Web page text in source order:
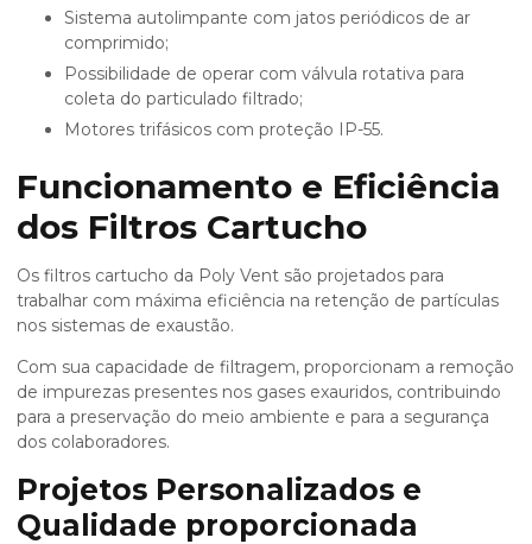
Sistema autolimpante com jatos periódicos de ar
comprimido;
Possibilidade de operar com válvula rotativa para
coleta do particulado filtrado;
Motores trifásicos com proteção IP-55.
Funcionamento e Eficiência
dos Filtros Cartucho
Os filtros cartucho da Poly Vent são projetados para
trabalhar com máxima eficiência na retenção de partículas
nos sistemas de exaustão.
Com sua capacidade de filtragem, proporcionam a remoção
de impurezas presentes nos gases exauridos, contribuindo
para a preservação do meio ambiente e para a segurança
dos colaboradores.
Projetos Personalizados e
Qualidade proporcionada